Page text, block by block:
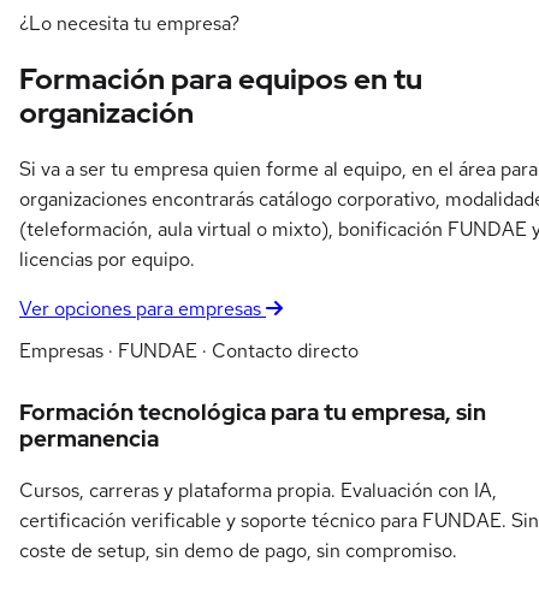
¿Lo necesita tu empresa?
Formación para equipos en tu
organización
Si va a ser tu empresa quien forme al equipo, en el área para
organizaciones encontrarás catálogo corporativo,
(teleformación, aula virtual o mixto), bonificación FUNDAE
licencias por equipo.
Ver opciones para empresas
Empresas · FUNDAE · Contacto directo
Formación tecnológica para tu empresa, sin
permanencia
Cursos, carreras y plataforma propia. Evaluación con IA,
certificación verificable y soporte técnico para FUNDAE. Sin
coste de setup, sin demo de pago, sin compromiso.